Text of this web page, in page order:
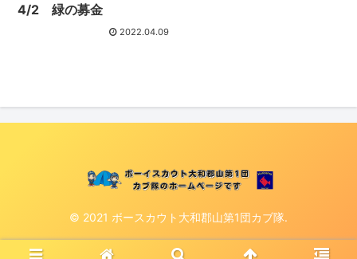
4/2 緑の募金
2022.04.09
© 2021 ボースカウト大和郡山第1団カブ隊.